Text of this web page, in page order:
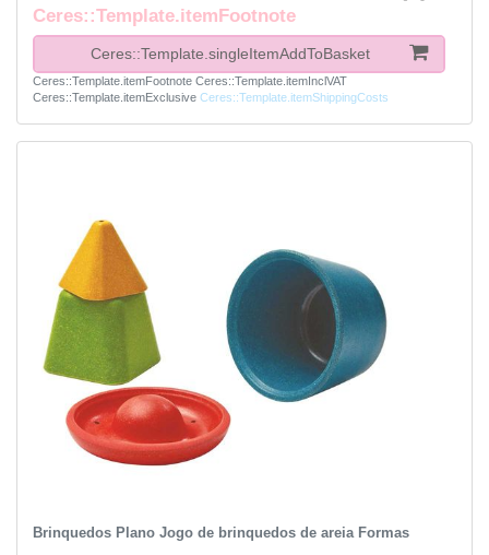
Ceres::Template.itemFootnote
Ceres::Template.singleItemAddToBasket
Ceres::Template.itemFootnote Ceres::Template.itemInclVAT
Ceres::Template.itemExclusive Ceres::Template.itemShippingCosts
Brinquedos Plano Jogo de brinquedos de areia Formas